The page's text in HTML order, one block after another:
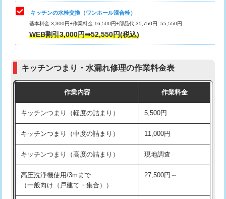
用（追加）/3ｍ超え)
給水管工事※（ライニング鋼管・銅
管・ポリ管・HT管使用/3ｍまで)
44,000円
管・ポリ管・HT管使用/3ｍ超え)
排水管工事（土の掘削・埋め戻し作
11,000円~
排水管工事（排水管工事/3ｍまで） 55,000円
排水管工事（追加 排水管工事/3ｍ超
+11,000円
マス交換（土の掘削・埋め戻し作業）
マス交換（深さ50㎝未満）
お風呂タンク脱着
その他部品の脱着
式・ワンホール）)
交換・取付(排水栓・排水トラップ
22,000円+材料費
持込商品取付（単水栓）
キッチンの水栓交換（ワンホール混合栓）
基本料金 3,300円+作業料金 16,500円+部品代 35,750円=55,550円
WEB割引3,000円➡52,550円(税込)
キッチンつまり・水漏れ修理の作業料金表
作業内容 作業料金
キッチンつまり（軽度の詰まり） 5,500円
キッチンつまり（中度の詰まり） 11,000円
キッチンつまり（高度の詰まり） 現地調査
高圧洗浄機使用/3mまで
（一般向け（戸建て・集合））
27,500円～